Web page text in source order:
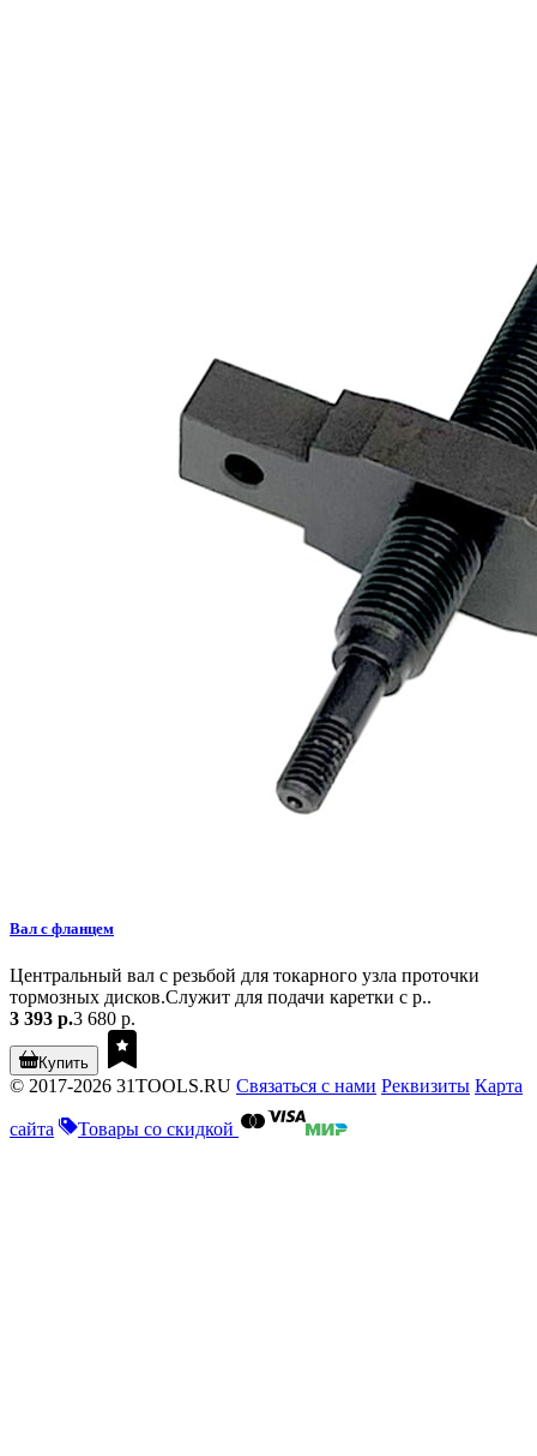
Вал с фланцем
Центральный вал с резьбой для токарного узла проточки
тормозных дисков.Служит для подачи каретки с р..
3 393 р.3 680 р.
Купить
© 2017-2026 31TOOLS.RU Связаться с нами Реквизиты Карта
сайта Товары со скидкой